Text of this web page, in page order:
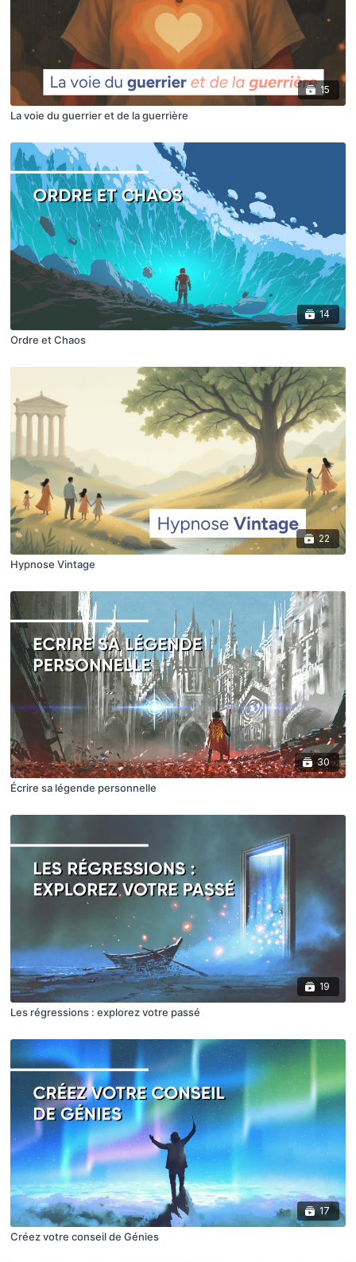
15
La voie du guerrier et de la guerrière
14
Ordre et Chaos
22
Hypnose Vintage
30
Écrire sa légende personnelle
19
Les régressions : explorez votre passé
17
Créez votre conseil de Génies